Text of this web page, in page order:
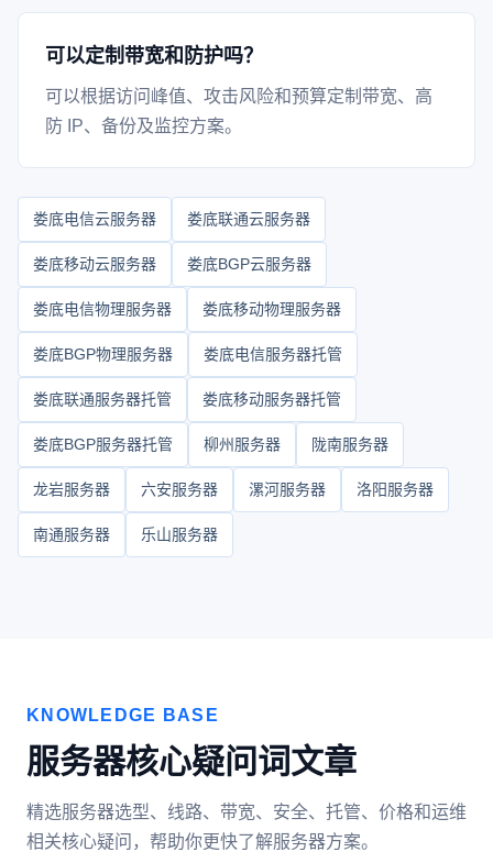
可以定制带宽和防护吗？
可以根据访问峰值、攻击风险和预算定制带宽、高
防 IP、备份及监控方案。
娄底电信云服务器 娄底联通云服务器
娄底移动云服务器 娄底BGP云服务器
娄底电信物理服务器 娄底移动物理服务器
娄底BGP物理服务器 娄底电信服务器托管
娄底联通服务器托管 娄底移动服务器托管
娄底BGP服务器托管 柳州服务器 陇南服务器
龙岩服务器 六安服务器 漯河服务器 洛阳服务器
南通服务器 乐山服务器
KNOWLEDGE BASE
服务器核心疑问词文章
精选服务器选型、线路、带宽、安全、托管、价格和运维
相关核心疑问，帮助你更快了解服务器方案。